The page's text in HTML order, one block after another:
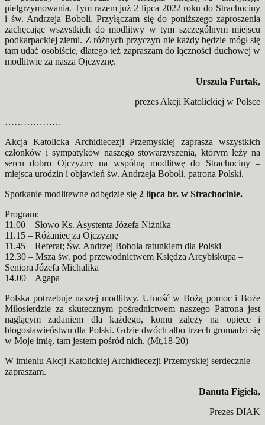
pielgrzymowania. Tym razem już 2 lipca 2022 roku do Strachociny
i św. Andrzeja Boboli. Przyłączam się do poniższego zaproszenia
zachęcając wszystkich do modlitwy w tym szczególnym miejscu
podkarpackiej ziemi. Z różnych przyczyn nie każdy będzie mógł się
tam udać osobiście, dlatego też zapraszam do łączności duchowej w
modlitwie za nasza Ojczyznę.
Urszula Furtak,
prezes Akcji Katolickiej w Polsce
………………
Akcja Katolicka Archidiecezji Przemyskiej zaprasza wszystkich
członków i sympatyków naszego stowarzyszenia, którym leży na
sercu dobro Ojczyzny na wspólną modlitwę do Strachociny –
miejsca urodzin i objawień św. Andrzeja Boboli, patrona Polski.
Spotkanie modlitewne odbędzie się 2 lipca br. w Strachocinie.
Program:
11.00 – Słowo Ks. Asystenta Józefa Niżnika
11.15 – Różaniec za Ojczyznę
11.45 – Referat; Św. Andrzej Bobola ratunkiem dla Polski
12.30 – Msza św. pod przewodnictwem Księdza Arcybiskupa –
Seniora Józefa Michalika
14.00 – Agapa
Polska potrzebuje naszej modlitwy. Ufność w Bożą pomoc i Boże
Miłosierdzie za skutecznym pośrednictwem naszego Patrona jest
naglącym zadaniem dla każdego, komu zależy na opiece i
błogosławieństwu dla Polski. Gdzie dwóch albo trzech gromadzi się
w Moje imię, tam jestem pośród nich. (Mt,18-20)
W imieniu Akcji Katolickiej Archidiecezji Przemyskiej serdecznie
zapraszam.
Danuta Figiela,
Prezes DIAK